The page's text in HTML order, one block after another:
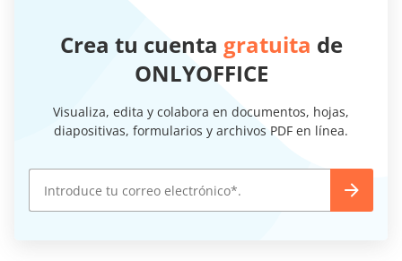
Crea tu cuenta gratuita de
ONLYOFFICE
Visualiza, edita y colabora en documentos, hojas,
diapositivas, formularios y archivos PDF en línea.